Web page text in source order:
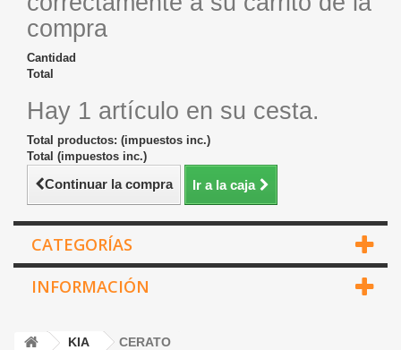
compra
Cantidad
Total
Hay 1 artículo en su cesta.
Total productos: (impuestos inc.)
Total (impuestos inc.)
Continuar la compra Ir a la caja
CATEGORÍAS
INFORMACIÓN
KIA CERATO